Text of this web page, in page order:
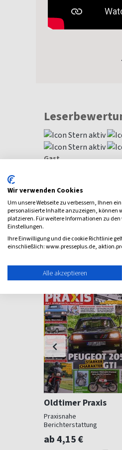
Gast
Die Zeitschrift gefällt
uns der Stellplatzführer,
Alle Leserbewertungen
Oldtimer Praxis
Praxisnahe
Berichterstattung
ab 4,15 €
Wir verwenden Cookies
Um unsere Webseite zu verbessern, Ihnen
personalisierte Inhalte anzuzeigen, können
platzieren. Für weitere Informationen zu den
Einstellungen.
Ihre Einwilligung und die cookie Richtlinie
einschließlich: www.presseplus.de,
Alle akzeptieren